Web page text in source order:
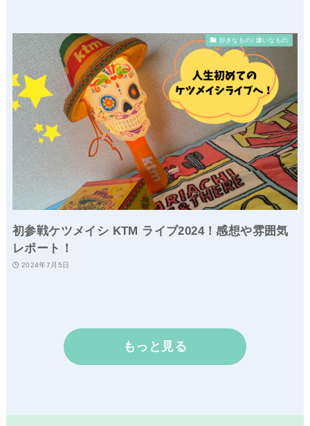
好きなもの/ 嫌いなもの
初参戦ケツメイシ KTM ライブ2024！感想や雰囲気
レポート！
2024年7月5日
もっと見る